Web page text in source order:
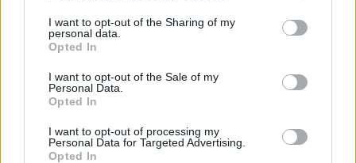
not limited to your visit or usage behaviour. You may click to
grant or deny consent to Google and its third-party tags to
use your data for below specified purposes in below Google
consent section.
I want to opt-out of the Sharing of my
personal data.
Opted In
I want to opt-out of the Sale of my
Personal Data.
Opted In
I want to opt-out of processing my
Personal Data for Targeted Advertising.
Opted In